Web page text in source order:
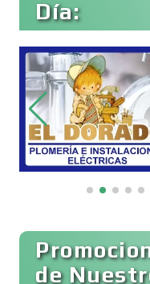
Belleza
Bordados y
Día:
de